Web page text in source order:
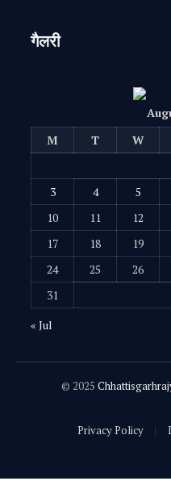
गैलरी
M
T W
3
4 5
10
11 12
17
18 19
24
25 26
31
« Jul
© 2025
Privacy Policy